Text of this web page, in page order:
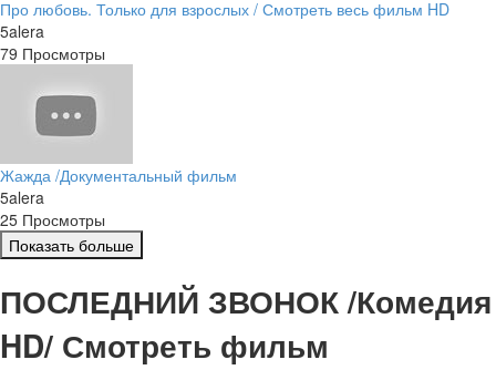
Про любовь. Только для взрослых / Смотреть весь фильм HD
5alera
79 Просмотры
Жажда /Документальный фильм
5alera
25 Просмотры
Показать больше
ПОСЛЕДНИЙ ЗВОНОК /Комедия
HD/ Смотреть фильм